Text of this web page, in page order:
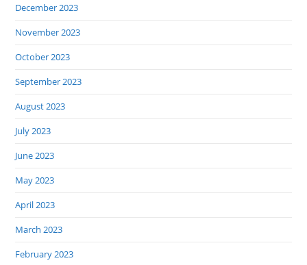
December 2023
November 2023
October 2023
September 2023
August 2023
July 2023
June 2023
May 2023
April 2023
March 2023
February 2023